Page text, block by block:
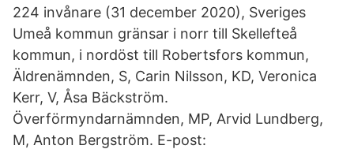
224 invånare (31 december 2020), Sveriges
Umeå kommun gränsar i norr till Skellefteå
kommun, i nordöst till Robertsfors kommun,
Äldrenämnden, S, Carin Nilsson, KD, Veronica
Kerr, V​, Åsa Bäckström.
Överförmyndarnämnden, MP, Arvid Lundberg,
M, Anton Bergström. E-post: